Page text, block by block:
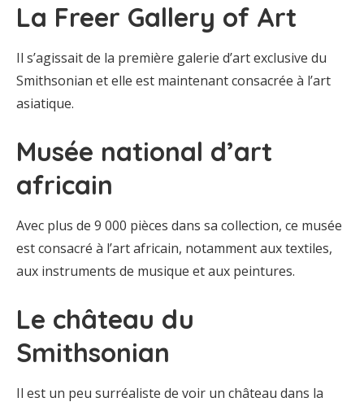
La Freer Gallery of Art
Il s’agissait de la première galerie d’art exclusive du
Smithsonian et elle est maintenant consacrée à l’art
asiatique.
Musée national d’art
africain
Avec plus de 9 000 pièces dans sa collection, ce musée
est consacré à l’art africain, notamment aux textiles,
aux instruments de musique et aux peintures.
Le château du
Smithsonian
Il est un peu surréaliste de voir un château dans la